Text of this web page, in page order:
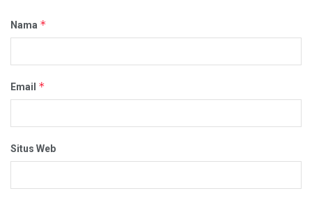
Nama *
Email *
Situs Web